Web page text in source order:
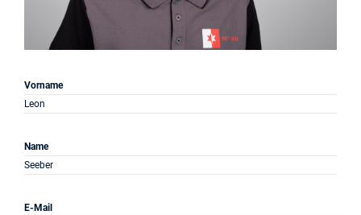
Projekte
Vorname
Leon
Name
Seeber
E-Mail